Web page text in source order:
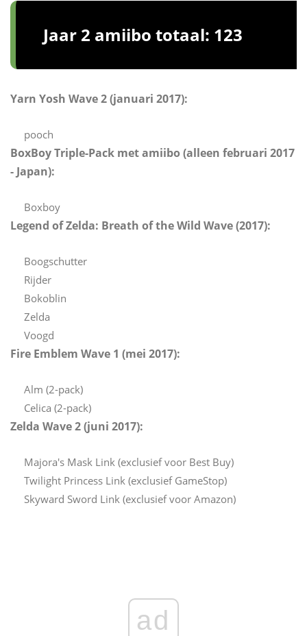
Jaar 2 amiibo totaal: 123
Yarn Yosh Wave 2 (januari 2017):
pooch
BoxBoy Triple-Pack met amiibo (alleen februari 2017
- Japan):
Boxboy
Legend of Zelda: Breath of the Wild Wave (2017):
Boogschutter
Rijder
Bokoblin
Zelda
Voogd
Fire Emblem Wave 1 (mei 2017):
Alm (2-pack)
Celica (2-pack)
Zelda Wave 2 (juni 2017):
Majora's Mask Link (exclusief voor Best Buy)
Twilight Princess Link (exclusief GameStop)
Skyward Sword Link (exclusief voor Amazon)
ad